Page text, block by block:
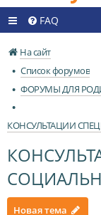
FAQ
На сайт
Список форумов
ФОРУМЫ ДЛЯ
КОНСУЛЬТАЦИИ
Новая тема